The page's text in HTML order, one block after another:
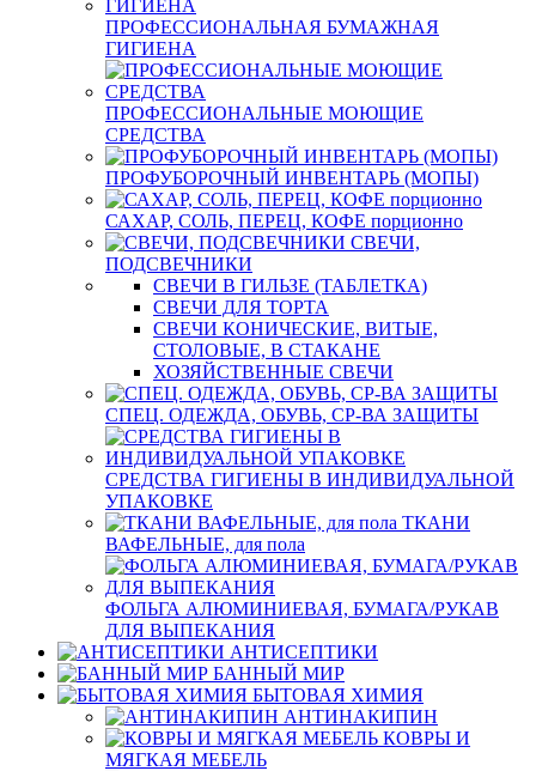
ПРОФЕССИОНАЛЬНАЯ БУМАЖНАЯ
ГИГИЕНА
ПРОФЕССИОНАЛЬНЫЕ МОЮЩИЕ
СРЕДСТВА
ПРОФУБОРОЧНЫЙ ИНВЕНТАРЬ (МОПЫ)
САХАР, СОЛЬ, ПЕРЕЦ, КОФЕ порционно
СВЕЧИ,
ПОДСВЕЧНИКИ
СВЕЧИ В ГИЛЬЗЕ (ТАБЛЕТКА)
СВЕЧИ ДЛЯ ТОРТА
СВЕЧИ КОНИЧЕСКИЕ, ВИТЫЕ,
СТОЛОВЫЕ, В СТАКАНЕ
ХОЗЯЙСТВЕННЫЕ СВЕЧИ
СПЕЦ. ОДЕЖДА, ОБУВЬ, СР-ВА ЗАЩИТЫ
СРЕДСТВА ГИГИЕНЫ В ИНДИВИДУАЛЬНОЙ
УПАКОВКЕ
ТКАНИ
ВАФЕЛЬНЫЕ, для пола
ФОЛЬГА АЛЮМИНИЕВАЯ, БУМАГА/РУКАВ
ДЛЯ ВЫПЕКАНИЯ
АНТИСЕПТИКИ
БАННЫЙ МИР
БЫТОВАЯ ХИМИЯ
АНТИНАКИПИН
КОВРЫ И
МЯГКАЯ МЕБЕЛЬ